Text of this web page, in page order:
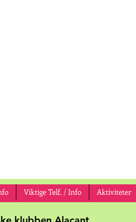
Viktige Telf. / Info Aktiviteter